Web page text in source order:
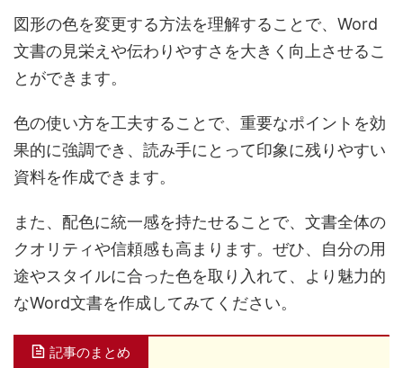
図形の色を変更する方法を理解することで、Word
文書の見栄えや伝わりやすさを大きく向上させるこ
とができます。
色の使い方を工夫することで、重要なポイントを効
果的に強調でき、読み手にとって印象に残りやすい
資料を作成できます。
また、配色に統一感を持たせることで、文書全体の
クオリティや信頼感も高まります。ぜひ、自分の用
途やスタイルに合った色を取り入れて、より魅力的
なWord文書を作成してみてください。
記事のまとめ